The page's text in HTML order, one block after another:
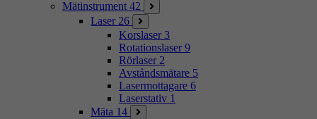
Mätinstrument 42
Laser 26
Korslaser 3
Rotationslaser 9
Rörlaser 2
Avståndsmätare 5
Lasermottagare 6
Laserstativ 1
Mäta 14